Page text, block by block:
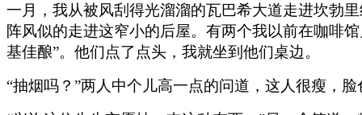
一月，我从被风刮得光溜溜的瓦巴希大道走进坎勃
阵风似的走进这窄小的后屋。有两个我以前在咖啡
基佳酿”。他们点了点头，我就坐到他们桌边。
“抽烟吗？”两人中个儿高一点的问道，这人很瘦，